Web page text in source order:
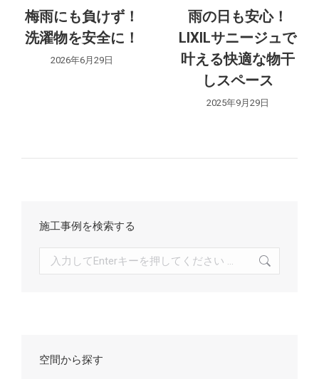
シ
ョ
梅雨にも負けず！
洗濯物を安全に！
2026年6月29日
雨の日も安心！
LIXILサニージュで
叶える快適な物干
しスペース
2025年9月29日
施工事例を検索する
空間から探す